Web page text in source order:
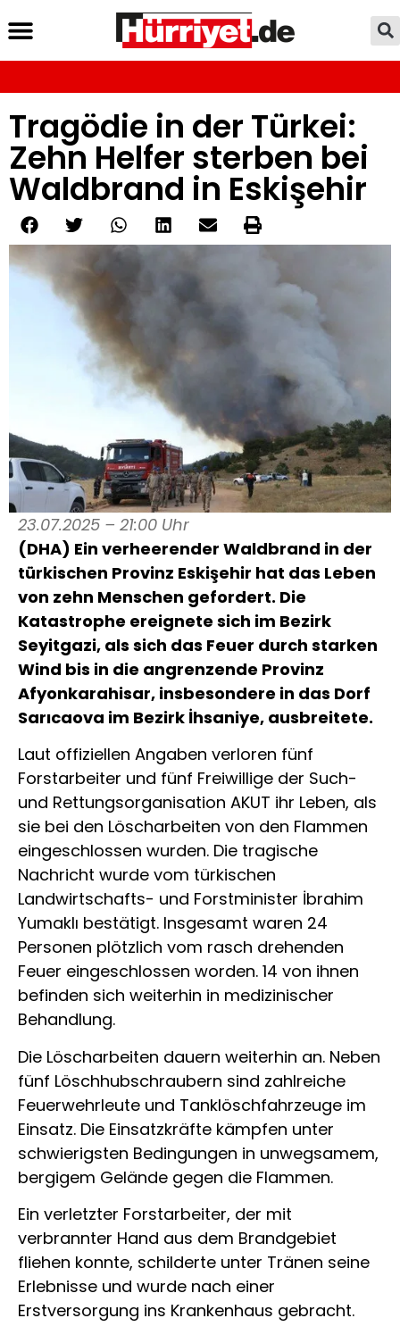
Tragödie in der Türkei:
Zehn Helfer sterben bei
Waldbrand in Eskişehir
23.07.2025 – 21:00 Uhr
(DHA) Ein verheerender Waldbrand in der
türkischen Provinz Eskişehir hat das Leben
von zehn Menschen gefordert. Die
Katastrophe ereignete sich im Bezirk
Seyitgazi, als sich das Feuer durch starken
Wind bis in die angrenzende Provinz
Afyonkarahisar, insbesondere in das Dorf
Sarıcaova im Bezirk İhsaniye, ausbreitete.
Laut offiziellen Angaben verloren fünf
Forstarbeiter und fünf Freiwillige der Such-
und Rettungsorganisation AKUT ihr Leben, als
sie bei den Löscharbeiten von den Flammen
eingeschlossen wurden. Die tragische
Nachricht wurde vom türkischen
Landwirtschafts- und Forstminister İbrahim
Yumaklı bestätigt. Insgesamt waren 24
Personen plötzlich vom rasch drehenden
Feuer eingeschlossen worden. 14 von ihnen
befinden sich weiterhin in medizinischer
Behandlung.
Die Löscharbeiten dauern weiterhin an. Neben
fünf Löschhubschraubern sind zahlreiche
Feuerwehrleute und Tanklöschfahrzeuge im
Einsatz. Die Einsatzkräfte kämpfen unter
schwierigsten Bedingungen in unwegsamem,
bergigem Gelände gegen die Flammen.
Ein verletzter Forstarbeiter, der mit
verbrannter Hand aus dem Brandgebiet
fliehen konnte, schilderte unter Tränen seine
Erlebnisse und wurde nach einer
Erstversorgung ins Krankenhaus gebracht.